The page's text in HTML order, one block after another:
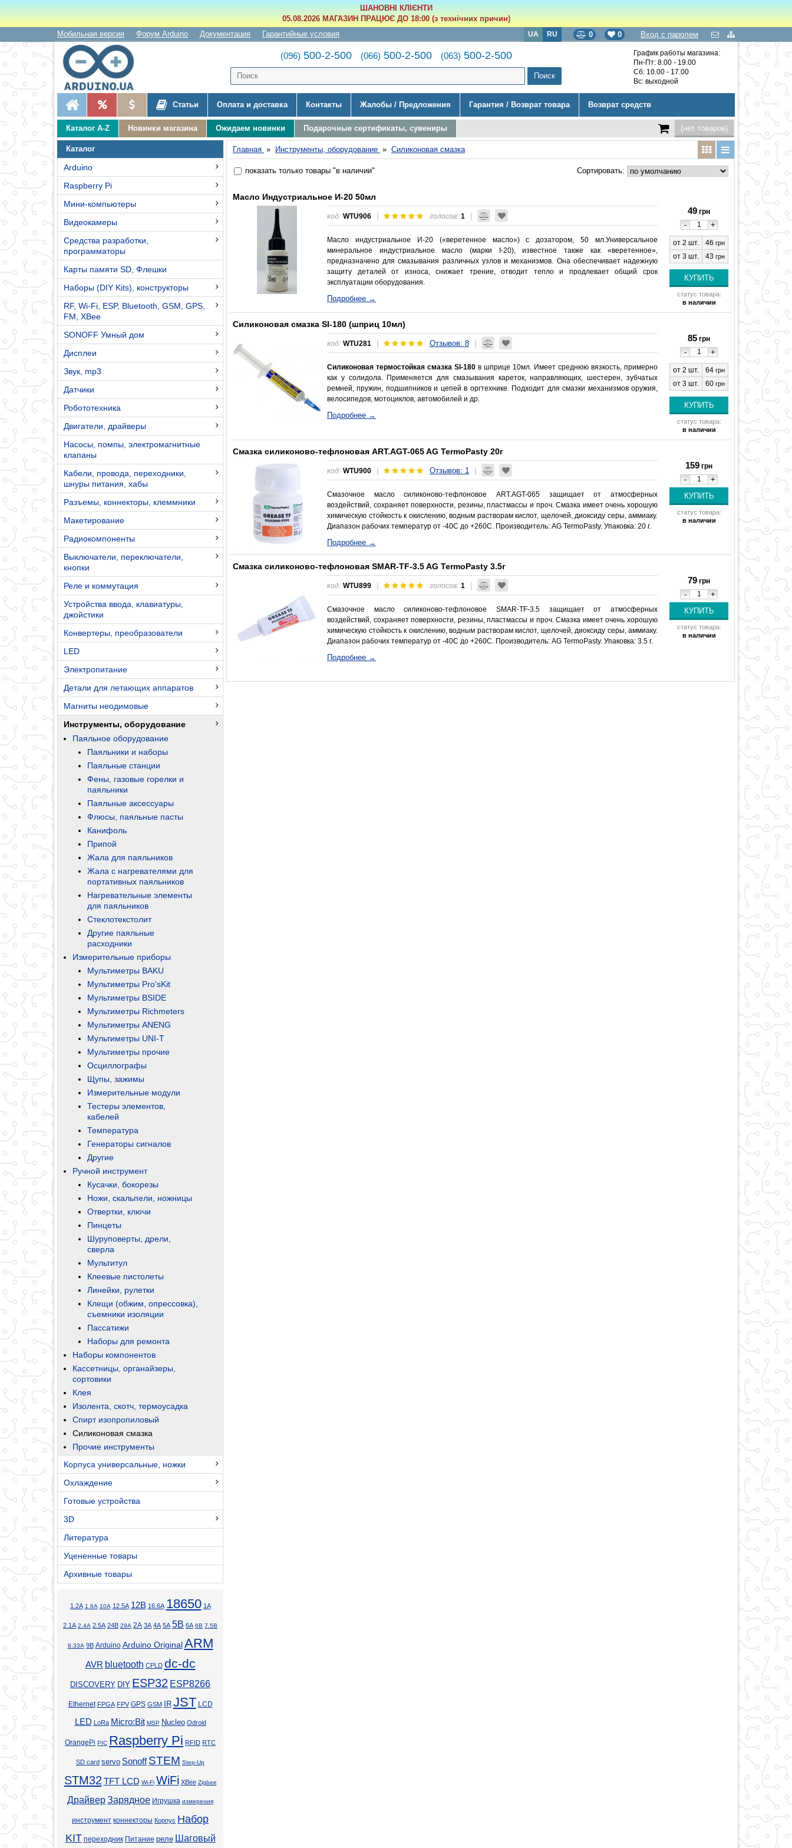
ШАНОВНІ КЛІЄНТИ
05.08.2026 МАГАЗИН ПРАЦЮЄ ДО 18:00 (з технічних причин)
Мобильная версия
Форум Arduino Документация Гарантийные условия Вход с паролем
0
0
UA RU
(096) 500-2-500 (066) 500-2-500 (063) 500-2-500
График работы магазина:
Пн-Пт: 8.00 - 19.00
Сб: 10.00 - 17.00
Вс: выходной
Статьи Оплата и доставка Контакты Жалобы / Предложения Гарантия / Возврат товара Возврат средств
Каталог A-Z Новинки магазина Ожидаем новинки Подарочные сертификаты, сувениры (нет товаров)
Каталог
Arduino
Raspberry Pi
Мини-компьютеры
Видеокамеры
Средства разработки,
программаторы
Карты памяти SD, Флешки
Наборы (DIY Kits), конструкторы
RF, Wi-Fi, ESP, Bluetooth, GSM, GPS,
FM, XBee
SONOFF Умный дом
Дисплеи
Звук, mp3
Датчики
Робототехника
Двигатели, драйверы
Насосы, помпы, электромагнитные
клапаны
Кабели, провода, переходники,
шнуры питания, хабы
Разъемы, коннекторы, клеммники
Макетирование
Радиокомпоненты
Выключатели, переключатели,
кнопки
Реле и коммутация
Устройства ввода, клавиатуры,
джойстики
Конвертеры, преобразователи
LED
Электропитание
Детали для летающих аппаратов
Магниты неодимовые
Инструменты, оборудование
Паяльное оборудование
Паяльники и наборы
Паяльные станции
Фены, газовые горелки и
паяльники
Паяльные аксессуары
Флюсы, паяльные пасты
Канифоль
Припой
Жала для паяльников
Жала с нагревателями для
портативных паяльников
Нагревательные элементы
для паяльников
Стеклотекстолит
Другие паяльные
расходники
Измерительные приборы
Мультиметры BAKU
Мультиметры Pro'sKit
Мультиметры BSIDE
Мультиметры Richmeters
Мультиметры ANENG
Мультиметры UNI-T
Мультиметры прочие
Осциллографы
Щупы, зажимы
Измерительные модули
Тестеры элементов,
кабелей
Температура
Генераторы сигналов
Другие
Ручной инструмент
Кусачки, бокорезы
Ножи, скальпели, ножницы
Отвертки, ключи
Пинцеты
Шуруповерты, дрели,
сверла
Мультитул
Клеевые пистолеты
Линейки, рулетки
Клещи (обжим, опрессовка),
съемники изоляции
Пассатижи
Наборы для ремонта
Наборы компонентов
Кассетницы, органайзеры,
сортовики
Клея
Изолента, скотч, термоусадка
Спирт изопропиловый
Силиконовая смазка
Прочие инструменты
Корпуса универсальные, ножки
Охлаждение
Готовые устройства
3D
Литература
Уцененные товары
Архивные товары
1.2А 1.6А 10А 12.5А 12В 16.6А 18650 1А
2.1А 2.4А 2.5А 24В 29А 2А 3А 4А 5А 5В 6А 6В 7.5В
8.33А 9В Arduino Arduino Original ARM
AVR bluetooth CPLD dc-dc
DISCOVERY DIY ESP32 ESP8266
Ethernet FPGA FPV GPS GSM IR JST LCD
LED LoRa Micro:Bit MSP Nucleo Odroid
OrangePi PIC Raspberry Pi RFID RTC
SD card servo Sonoff STEM Step-Up
STM32 TFT LCD Wi-Fi WiFi XBee Zigbee
ДрайверЗарядное Игрушка измерения
инструмент коннекторы Корпус Набор
KIT переходник Питание реле Шаговый
Главная » Инструменты, оборудование » Силиконовая смазка
показать только товары "в наличии" Сортировать:
Масло Индустриальное И-20 50мл
код: WTU906 голосов: 1
Масло индустриальное И-20 («веретенное масло») с дозатором, 50 мл.Универсальное
минеральное индустриальное масло (марки I-20), известное также как «веретенное»,
предназначено для смазывания различных узлов и механизмов. Она обеспечивает надежную
защиту деталей от износа, снижает трение, отводит тепло и продлевает общий срок
эксплуатации оборудования.
Подробнее →
49 грн
- +
от 2 шт. 46 грн
от 3 шт. 43 грн
статус товара:
в наличии
Силиконовая смазка SI-180 (шприц 10мл)
код: WTU281 Отзывов: 8
Силиконовая термостойкая смазка SI-180 в шприце 10мл. Имеет среднюю вязкость, примерно
как у солидола. Применяется для смазывания кареток, направляющих, шестерен, зубчатых
ремней, пружин, подшипников и цепей в оргтехнике. Подходит для смазки механизмов оружия,
велосипедов, мотоциклов, автомобилей и др.
Подробнее →
85 грн
- +
от 2 шт. 64 грн
от 3 шт. 60 грн
статус товара:
в наличии
Смазка силиконово-тефлоновая ART.AGT-065 AG TermoPasty 20г
код: WTU900 Отзывов: 1
Смазочное масло силиконово-тефлоновое ART.AGT-065 защищает от атмосферных
воздействий, сохраняет поверхности, резины, пластмассы и проч. Смазка имеет очень хорошую
химическую стойкость к окислению, водным растворам кислот, щелочей, диоксиду серы, аммиаку.
Диапазон рабочих температур от -40С до +260С. Производитель: AG TermoPasty. Упаковка: 20 г.
Подробнее →
159 грн
- +
статус товара:
в наличии
Смазка силиконово-тефлоновая SMAR-TF-3.5 AG TermoPasty 3.5г
код: WTU899 голосов: 1
Смазочное масло силиконово-тефлоновое SMAR-TF-3.5 защищает от атмосферных
воздействий, сохраняет поверхности, резины, пластмассы и проч. Смазка имеет очень хорошую
химическую стойкость к окислению, водным растворам кислот, щелочей, диоксиду серы, аммиаку.
Диапазон рабочих температур от -40С до +260С. Производитель: AG TermoPasty. Упаковка: 3.5 г.
Подробнее →
79 грн
- +
статус товара:
в наличии